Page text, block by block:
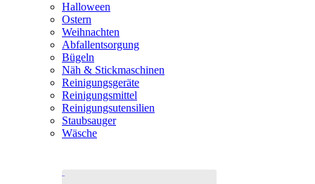
Halloween
Ostern
Weihnachten
Abfallentsorgung
Bügeln
Näh & Stickmaschinen
Reinigungsgeräte
Reinigungsmittel
Reinigungsutensilien
Staubsauger
Wäsche